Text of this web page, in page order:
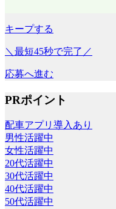
キープする
＼最短45秒で完了／
応募へ進む
PRポイント
配車アプリ導入あり
男性活躍中
女性活躍中
20代活躍中
30代活躍中
40代活躍中
50代活躍中